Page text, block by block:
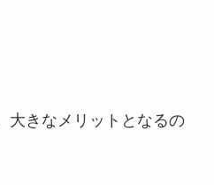
大きなメリットとなるの